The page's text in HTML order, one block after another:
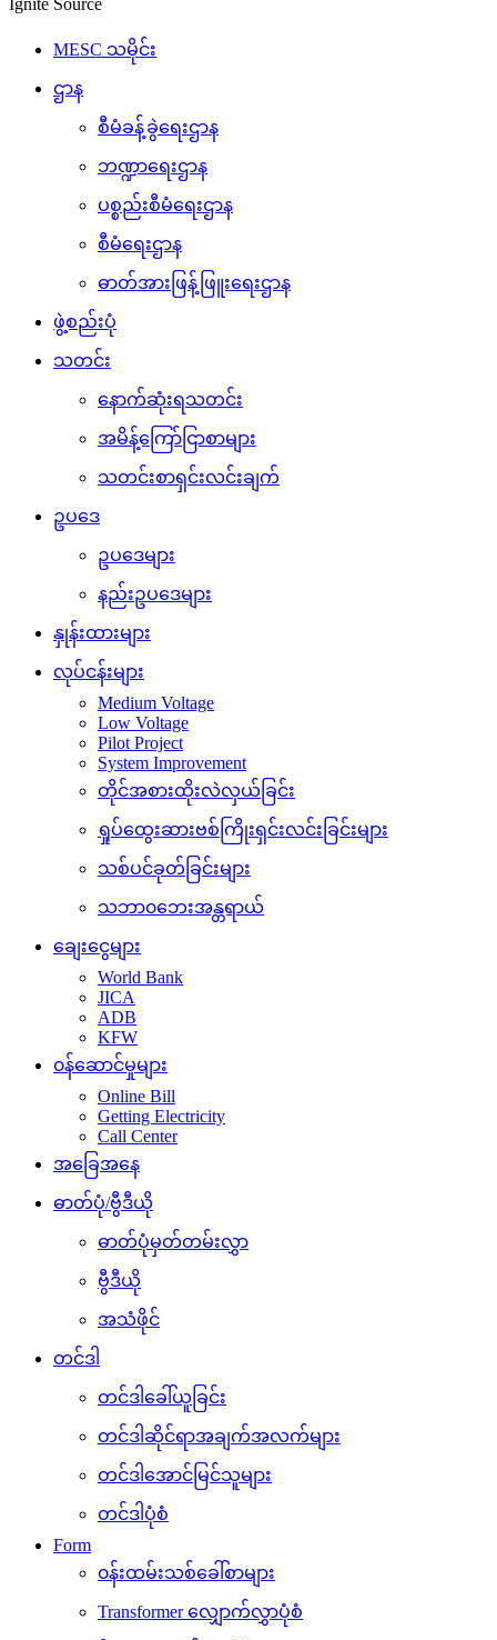
Ignite Source
MESC သမိုင်း
ဌာန
စီမံခန့်ခွဲရေးဌာန
ဘဏ္ဍာရေးဌာန
ပစ္စည်းစီမံရေးဌာန
စီမံရေးဌာန
ဓာတ်အားဖြန့်ဖြူးရေးဌာန
ဖွဲ့စည်းပုံ
သတင်း
နောက်ဆုံးရသတင်း
အမိန့်ကြော်ငြာစာများ
သတင်းစာရှင်းလင်းချက်
ဥပဒေ
ဥပဒေများ
နည်းဥပဒေများ
နှုန်းထားများ
လုပ်ငန်းများ
Medium Voltage
Low Voltage
Pilot Project
System Improvement
တိုင်အစားထိုးလဲလှယ်ခြင်း
ရှုပ်ထွေးဆားဗစ်ကြိုးရှင်းလင်းခြင်းများ
သစ်ပင်ခုတ်ခြင်းများ
သဘာ၀ဘေးအန္တရာယ်
ချေးငွေများ
World Bank
JICA
ADB
KFW
၀န်ဆောင်မှုများ
Online Bill
Getting Electricity
Call Center
အခြေအနေ
ဓာတ်ပုံ/ဗွီဒီယို
ဓာတ်ပုံမှတ်တမ်းလွှာ
ဗွီဒီယို
အသံဖိုင်
တင်ဒါ
တင်ဒါခေါ်ယူခြင်း
တင်ဒါဆိုင်ရာအချက်အလက်များ
တင်ဒါအောင်မြင်သူများ
တင်ဒါပုံစံ
Form
၀န်းထမ်းသစ်ခေါ်စာများ
Transformer လျှောက်လွှာပုံစံ